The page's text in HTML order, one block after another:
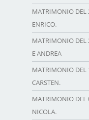
MATRIMONIO DEL
ENRICO.
MATRIMONIO DEL
E ANDREA
MATRIMONIO DEL
CARSTEN.
MATRIMONIO DEL
NICOLA.